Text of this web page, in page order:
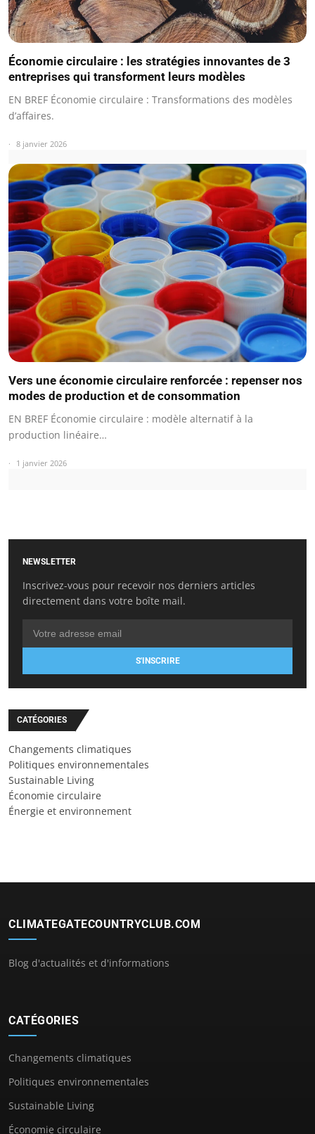
Économie circulaire : les stratégies innovantes de 3
entreprises qui transforment leurs modèles
EN BREF Économie circulaire : Transformations des modèles
d’affaires.
8 janvier 2026
Vers une économie circulaire renforcée : repenser nos
modes de production et de consommation
EN BREF Économie circulaire : modèle alternatif à la
production linéaire…
1 janvier 2026
NEWSLETTER
Inscrivez-vous pour recevoir nos derniers articles
directement dans votre boîte mail.
S'INSCRIRE
CATÉGORIES
Changements climatiques
Politiques environnementales
Sustainable Living
Économie circulaire
Énergie et environnement
CLIMATEGATECOUNTRYCLUB.COM
Blog d'actualités et d'informations
CATÉGORIES
Changements climatiques
Politiques environnementales
Sustainable Living
Économie circulaire